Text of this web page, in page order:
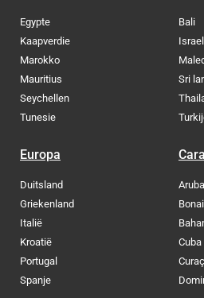
Egypte
Kaapverdie
Marokko
Mauritius
Seychellen
Tunesie
Bali
Israel
Sri
Europa
Duitsland
Griekenland
Italië
Kroatië
Portugal
Spanje
Aruba
Cuba